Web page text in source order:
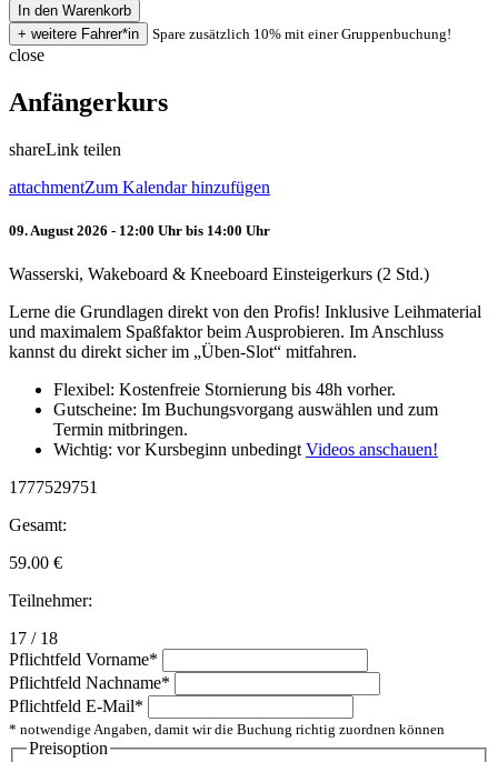
Spare zusätzlich 10% mit einer Gruppenbuchung!
close
Anfängerkurs
shareLink teilen
attachmentZum Kalendar hinzufügen
09. August 2026 - 12:00 Uhr bis 14:00 Uhr
Wasserski, Wakeboard & Kneeboard Einsteigerkurs (2 Std.)
Lerne die Grundlagen direkt von den Profis! Inklusive Leihmaterial
und maximalem Spaßfaktor beim Ausprobieren. Im Anschluss
kannst du direkt sicher im „Üben-Slot“ mitfahren.
Flexibel: Kostenfreie Stornierung bis 48h vorher.
Gutscheine: Im Buchungsvorgang auswählen und zum
Termin mitbringen.
Wichtig: vor Kursbeginn unbedingt Videos anschauen!
1777529751
Gesamt:
59.00 €
Teilnehmer:
17 / 18
Pflichtfeld Vorname*
Pflichtfeld Nachname*
Pflichtfeld E-Mail*
* notwendige Angaben, damit wir die Buchung richtig zuordnen können
Preisoption